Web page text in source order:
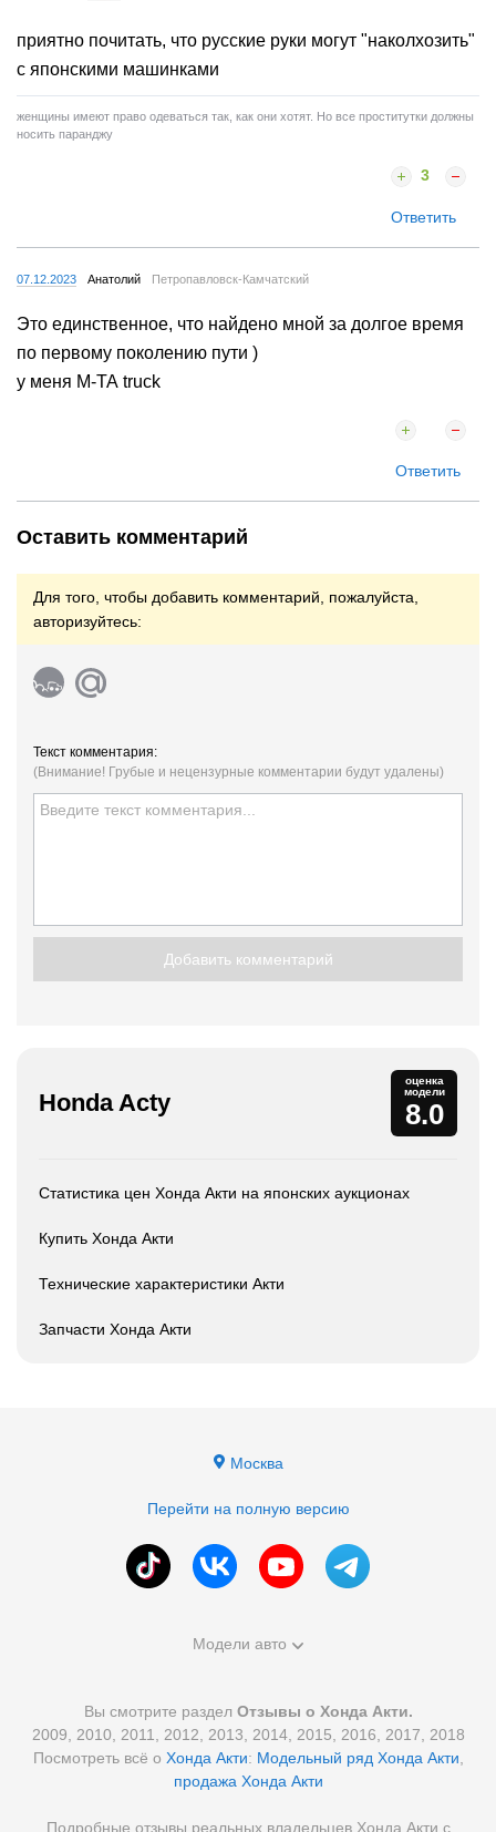
приятно почитать, что русские руки могут "наколхозить"
с японскими машинками
женщины имеют право одеваться так, как они хотят. Но все проститутки должны
носить паранджу
3
Ответить
07.12.2023 Анатолий Петропавловск-Камчатский
Это единственное, что найдено мной за долгое время
по первому поколению пути )
у меня М-ТА truck
Ответить
Оставить комментарий
Для того, чтобы добавить комментарий, пожалуйста,
авторизуйтесь:
Текст комментария:
(Внимание! Грубые и нецензурные комментарии будут удалены)
Добавить комментарий
Honda Acty
оценка
модели
8.0
Статистика цен Хонда Акти на японских аукционах
Купить Хонда Акти
Технические характеристики Акти
Запчасти Хонда Акти
Москва
Перейти на полную версию
Модели авто
Вы смотрите раздел Отзывы о Хонда Акти.
2009, 2010, 2011, 2012, 2013, 2014, 2015, 2016, 2017, 2018
Посмотреть всё о Хонда Акти: Модельный ряд Хонда Акти
продажа Хонда Акти
Подробные отзывы реальных владельцев Хонда Акти с